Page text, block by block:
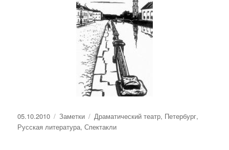
Опубликовано
05.10.2010 Рубрики
Заметки Метки
Драматический театр, Петербург,
Русская литература,Спектакли